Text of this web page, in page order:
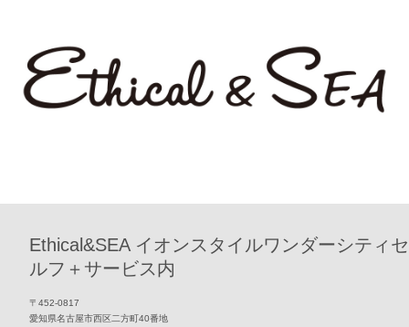
Ethical&SEA イオンスタイルワンダーシティセ
ルフ＋サービス内
〒452-0817
愛知県名古屋市西区二方町40番地